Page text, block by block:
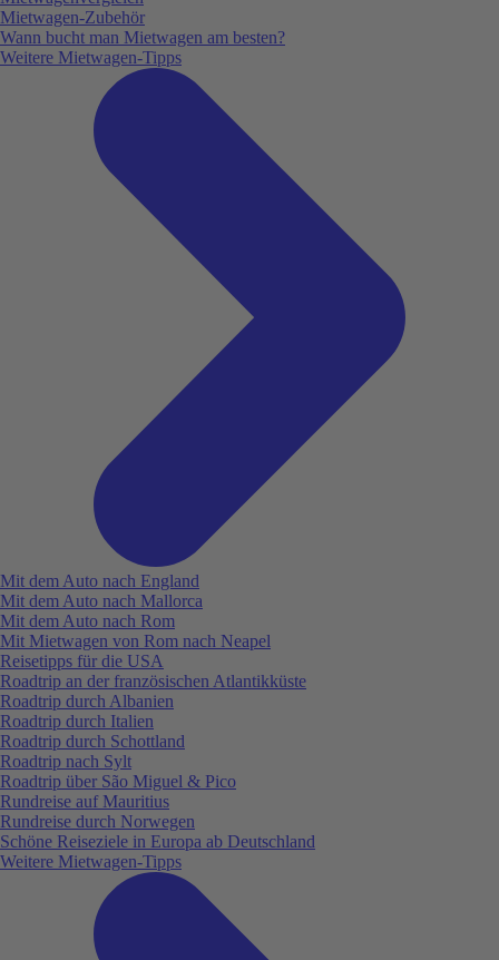
Mietwagen-Zubehör
Wann bucht man Mietwagen am besten?
Weitere Mietwagen-Tipps
Mit dem Auto nach England
Mit dem Auto nach Mallorca
Mit dem Auto nach Rom
Mit Mietwagen von Rom nach Neapel
Reisetipps für die USA
Roadtrip an der französischen Atlantikküste
Roadtrip durch Albanien
Roadtrip durch Italien
Roadtrip durch Schottland
Roadtrip nach Sylt
Roadtrip über São Miguel & Pico
Rundreise auf Mauritius
Rundreise durch Norwegen
Schöne Reiseziele in Europa ab Deutschland
Weitere Mietwagen-Tipps